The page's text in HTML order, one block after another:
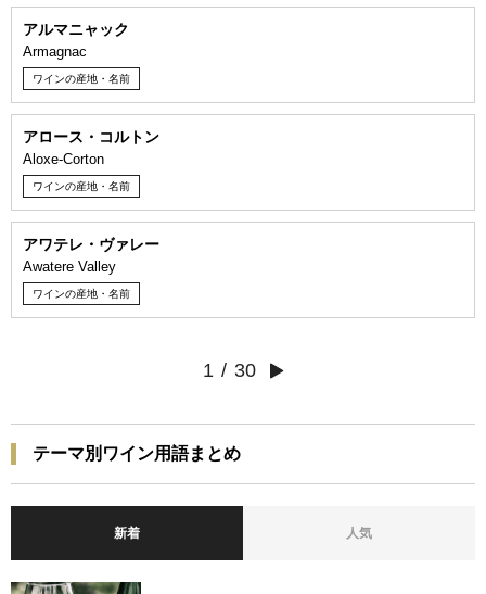
アルマニャック
Armagnac
ワインの産地・名前
アロース・コルトン
Aloxe-Corton
ワインの産地・名前
アワテレ・ヴァレー
Awatere Valley
ワインの産地・名前
1 / 30
テーマ別ワイン用語まとめ
新着 人気